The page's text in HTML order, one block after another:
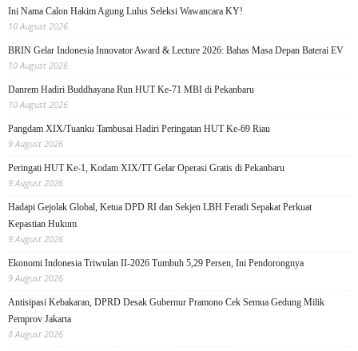
Ini Nama Calon Hakim Agung Lulus Seleksi Wawancara KY!
10 August 2026
BRIN Gelar Indonesia Innovator Award & Lecture 2026: Bahas Masa Depan Baterai EV
10 August 2026
Danrem Hadiri Buddhayana Run HUT Ke-71 MBI di Pekanbaru
10 August 2026
Pangdam XIX/Tuanku Tambusai Hadiri Peringatan HUT Ke-69 Riau
9 August 2026
Peringati HUT Ke-1, Kodam XIX/TT Gelar Operasi Gratis di Pekanbaru
9 August 2026
Hadapi Gejolak Global, Ketua DPD RI dan Sekjen LBH Feradi Sepakat Perkuat
Kepastian Hukum
9 August 2026
Ekonomi Indonesia Triwulan II-2026 Tumbuh 5,29 Persen, Ini Pendorongnya
9 August 2026
Antisipasi Kebakaran, DPRD Desak Gubernur Pramono Cek Semua Gedung Milik
Pemprov Jakarta
8 August 2026